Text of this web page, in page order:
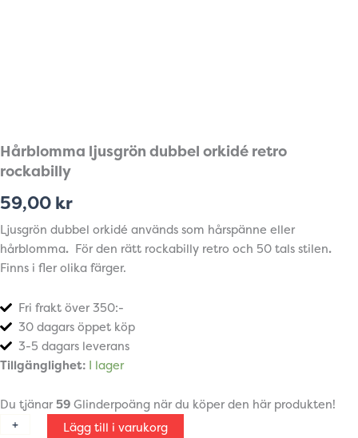
Hårblomma ljusgrön dubbel orkidé retro
rockabilly
59,00 kr
Ljusgrön dubbel orkidé används som hårspänne eller
hårblomma. För den rätt rockabilly retro och 50 tals stilen.
Finns i fler olika färger.
Fri frakt över 350:-
30 dagars öppet köp
3-5 dagars leverans
Tillgänglighet: I lager
Du tjänar 59 Glinderpoäng när du köper den här produkten!
-
Hårblomma
orkidé
retro
+ Lägg till i varukorg